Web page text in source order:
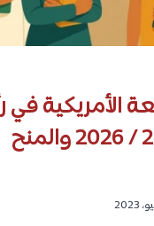
الأمريكية
الخيمة 2025 / 2026 والمنح